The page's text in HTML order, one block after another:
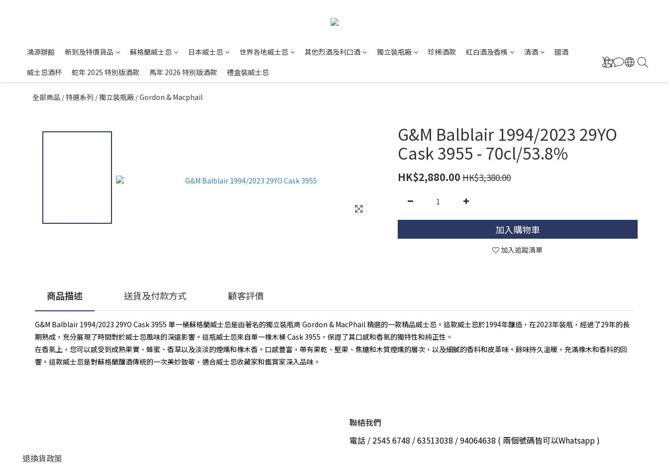
鴻源辦館 新到及特價貨品 蘇格蘭威士忌 日本威士忌 世界各地威士忌 其他烈酒及利口酒 獨立裝瓶廠 珍稀酒款 紅白酒及香檳 清酒 國酒
威士忌酒杯 蛇年 2025 特別版酒款 馬年 2026 特別版酒款 禮盒裝威士忌
全部商品 /特選系列 /獨立裝瓶廠 /Gordon & Macphail
G&M Balblair 1994/2023 29YO
Cask 3955 - 70cl/53.8%
HK$2,880.00HK$3,380.00
加入購物車
加入追蹤清單
商品描述 送貨及付款方式 顧客評價
G&M Balblair 1994/2023 29YO Cask 3955 單一桶蘇格蘭威士忌是由著名的獨立裝瓶商 Gordon & MacPhail 精選的一款精品威士忌。這款威士忌於1994年釀造，在2023年裝瓶，經過了29年的長
期熟成，充分展現了時間對於威士忌風味的深遠影響。這瓶威士忌來自單一橡木桶 Cask 3955，保證了其口感和香氣的獨特性和純正性。
在香氣上，您可以感受到成熟果實、蜂蜜、香草以及淡淡的煙燻和橡木香。口感豐富，帶有果乾、堅果、焦糖和木質煙燻的層次，以及細膩的香料和皮革味。餘味持久溫暖，充滿橡木和香料的回
響。這款威士忌是對蘇格蘭釀酒傳統的一次美妙致敬，適合威士忌收藏家和鑑賞家深入品味。
退換貨政策
聯絡我們
電話 / 2545 6748 / 63513038 / 94064638 ( 兩個號碼皆可以Whatsapp )